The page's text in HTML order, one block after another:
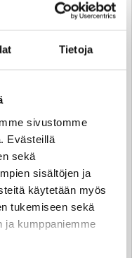
Tietoja
sivustomme
Evästeillä
sekä
sisältöjen ja
käytetään myös
tukemiseen sekä
ja kumppaniemme
FI | EN |